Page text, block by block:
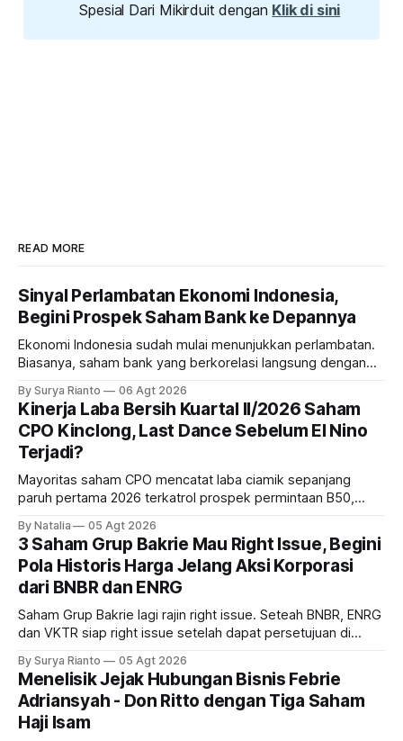
Spesial Dari Mikirduit dengan Klik di sini
READ MORE
Sinyal Perlambatan Ekonomi Indonesia,
Begini Prospek Saham Bank ke Depannya
Ekonomi Indonesia sudah mulai menunjukkan perlambatan.
Biasanya, saham bank yang berkorelasi langsung dengan
bank ke depannya?
By Surya Rianto 06 Agt 2026
Kinerja Laba Bersih Kuartal II/2026 Saham
CPO Kinclong, Last Dance Sebelum El Nino
Terjadi?
Mayoritas saham CPO mencatat laba ciamik sepanjang
paruh pertama 2026 terkatrol prospek permintaan B50,
diprediksi semakin terlihat mendekati 2027. Kira-kira gimana
prospeknya? apakah masih menarik dilirik sektor ini?
By Natalia 05 Agt 2026
3 Saham Grup Bakrie Mau Right Issue, Begini
Pola Historis Harga Jelang Aksi Korporasi
dari BNBR dan ENRG
Saham Grup Bakrie lagi rajin right issue. Seteah BNBR, ENRG
dan VKTR siap right issue setelah dapat persetujuan di
pola saham Grup Bakrie jelang right issue
By Surya Rianto 05 Agt 2026
Menelisik Jejak Hubungan Bisnis Febrie
Adriansyah - Don Ritto dengan Tiga Saham
Haji Isam